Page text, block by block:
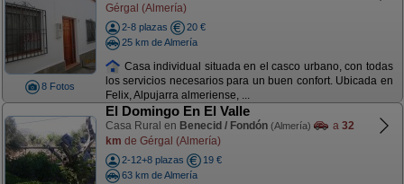
8 Fotos
Gérgal (Almería)
2-8 plazas
20 €
25 km de Almería
Casa individual situada en el casco urbano, con todas
los servicios necesarios para un buen confort. Ubicada en
Felix, Alpujarra almeriense, ...
El Domingo En El Valle
Casa Rural en Benecid / Fondón (Almería) a 32
km de Gérgal (Almería)
2-12+8 plazas
19 €
63 km de Almería